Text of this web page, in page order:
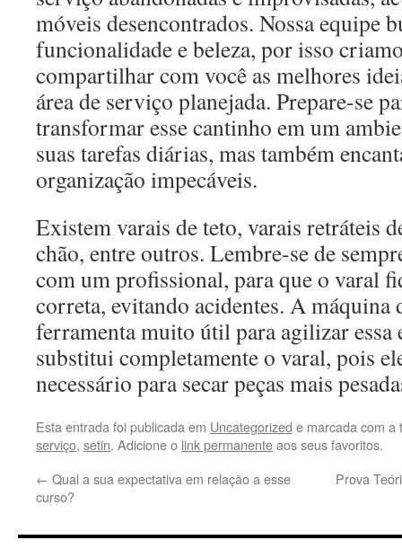
móveis desencontrados. Nossa equipe
funcionalidade e beleza, por isso
compartilhar com você as melhores
área de serviço planejada. Prepare-se
transformar esse cantinho em um
suas tarefas diárias, mas também
organização impecáveis.
Existem varais de teto, varais retráteis
chão, entre outros. Lembre-se de
com um profissional, para que o varal
correta, evitando acidentes. A máquina
ferramenta muito útil para agilizar essa
substitui completamente o varal, pois
necessário para secar peças mais
Esta entrada foi publicada em Uncategorized e marcada com
serviço, setin. Adicione o link permanenteaos seus favoritos.
← Qual a sua expectativa em relação a esse
curso?
Prova